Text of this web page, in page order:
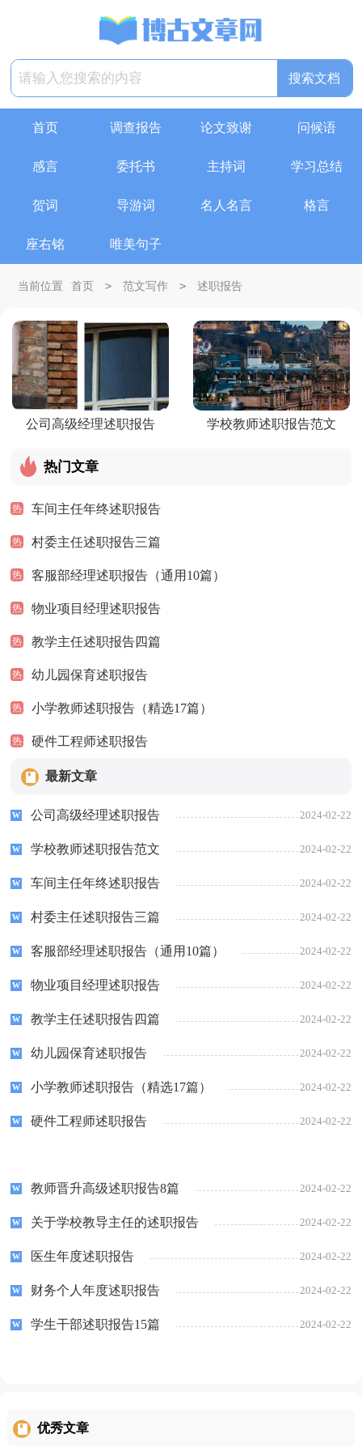
首页 调查报告 论文致谢 问候语
感言 委托书 主持词 学习总结
贺词 导游词 名人名言 格言
座右铭 唯美句子
当前位置 首页 > 范文写作 > 述职报告
公司高级经理述职报告 学校教师述职报告范文
热门文章
热 车间主任年终述职报告
热 村委主任述职报告三篇
热 客服部经理述职报告（通用10篇）
热 物业项目经理述职报告
热 教学主任述职报告四篇
热 幼儿园保育述职报告
热 小学教师述职报告（精选17篇）
热 硬件工程师述职报告
最新文章
公司高级经理述职报告 2024-02-22
学校教师述职报告范文 2024-02-22
车间主任年终述职报告 2024-02-22
村委主任述职报告三篇 2024-02-22
客服部经理述职报告（通用10篇） 2024-02-22
物业项目经理述职报告 2024-02-22
教学主任述职报告四篇 2024-02-22
幼儿园保育述职报告 2024-02-22
小学教师述职报告（精选17篇） 2024-02-22
硬件工程师述职报告 2024-02-22
教师晋升高级述职报告8篇 2024-02-22
关于学校教导主任的述职报告 2024-02-22
医生年度述职报告 2024-02-22
财务个人年度述职报告 2024-02-22
学生干部述职报告15篇 2024-02-22
优秀文章